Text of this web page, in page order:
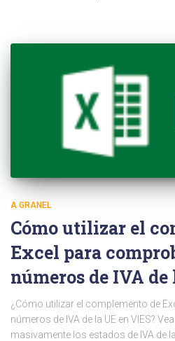
A GRANEL
Cómo utilizar el
Excel para
números de IVA de
¿Cómo utilizar el complemento de
números de IVA de la UE en VIES?
masivamente los estados de IVA de